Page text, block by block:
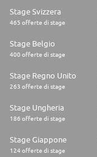
Stage Svizzera
465 offerte di stage
Stage Belgio
400 offerte di stage
Stage Regno Unito
263 offerte di stage
Stage Ungheria
186 offerte di stage
Stage Giappone
124 offerte di stage